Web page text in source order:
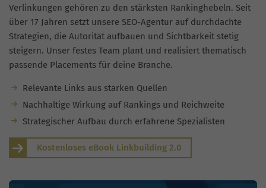
Verlinkungen gehören zu den stärksten Rankinghebeln. Seit
über 17 Jahren setzt unsere SEO-Agentur auf durchdachte
Strategien, die Autorität aufbauen und Sichtbarkeit stetig
steigern. Unser festes Team plant und realisiert thematisch
passende Placements für deine Branche.
Relevante Links aus starken Quellen
Nachhaltige Wirkung auf Rankings und Reichweite
Strategischer Aufbau durch erfahrene Spezialisten
Kostenloses eBook Linkbuilding 2.0